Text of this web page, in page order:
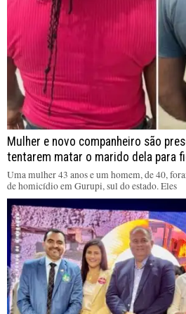
Mulher e novo companheiro são
tentarem matar o marido dela para
Uma mulher 43 anos e um homem, de 40,
de homicídio em Gurupi, sul do estado. Eles